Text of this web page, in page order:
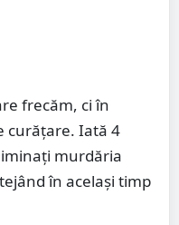
frecăm, ci în
curățare. Iată 4
murdăria
în același timp